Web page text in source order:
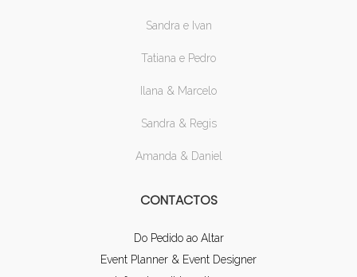
Sandra e Ivan
Tatiana e Pedro
Ilana & Marcelo
Sandra & Regis
Amanda & Daniel
CONTACTOS
Do Pedido ao Altar
Event Planner & Event Designer